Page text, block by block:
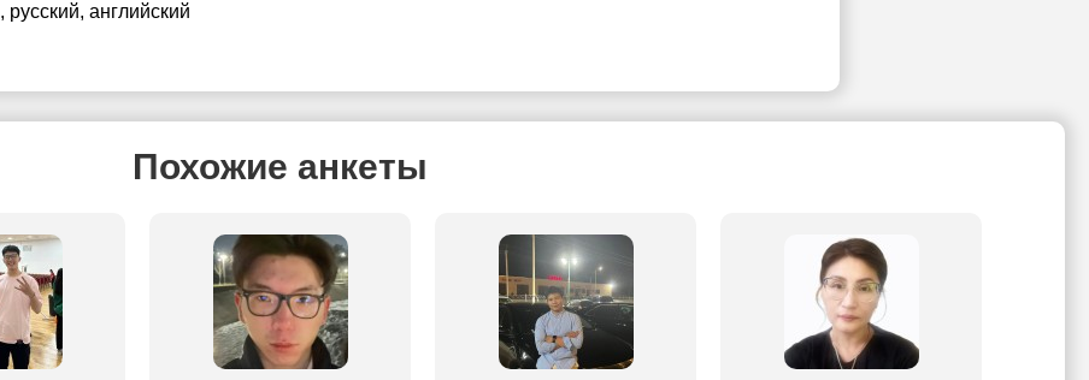
, русский, английский
Похожие анкеты